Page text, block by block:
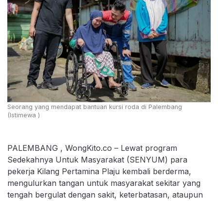
Seorang yang mendapat bantuan kursi roda di Palembang
(Istimewa )
PALEMBANG , WongKito.co – Lewat program
Sedekahnya Untuk Masyarakat (SENYUM) para
pekerja Kilang Pertamina Plaju kembali berderma,
mengulurkan tangan untuk masyarakat sekitar yang
tengah bergulat dengan sakit, keterbatasan, ataupun